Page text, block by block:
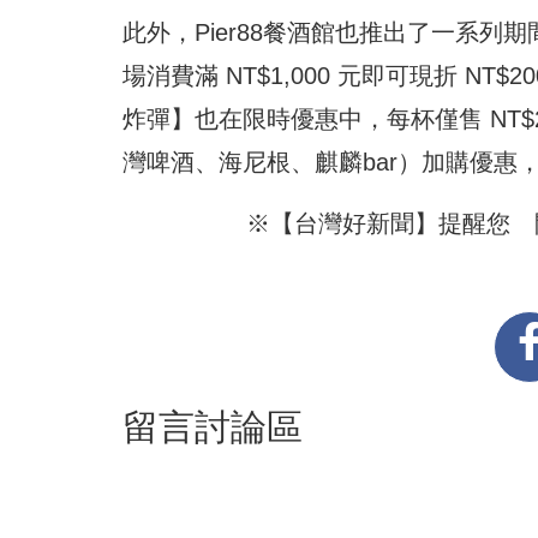
此外，Pier88餐酒館也推出了一系列
場消費滿 NT$1,000 元即可現折
炸彈】也在限時優惠中，每杯僅售
灣啤酒、海尼根、麒麟bar）加購優惠
※【台灣好新聞】提醒您
留言討論區